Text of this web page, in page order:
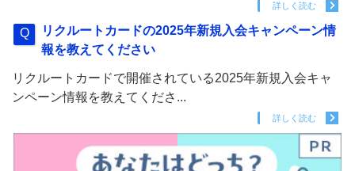
詳しく読む
リクルートカードの2025年新規入会キャンペーン情
報を教えてください
リクルートカードで開催されている2025年新規入会キャ
ンペーン情報を教えてくださ...
詳しく読む